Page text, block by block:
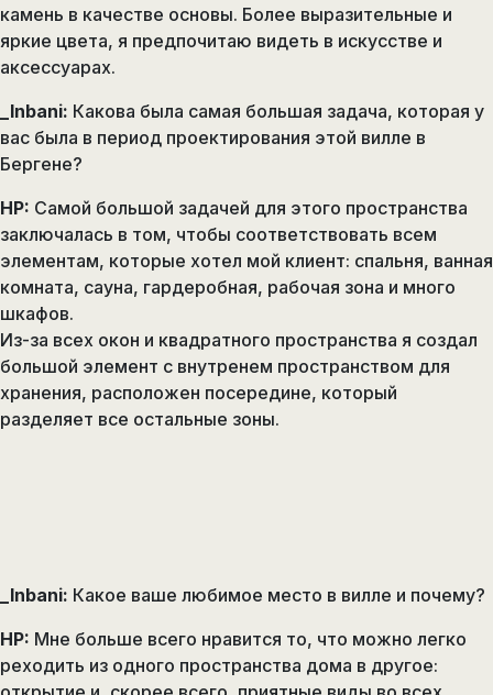
камень в качестве основы. Более выразительные и
яркие цвета, я предпочитаю видеть в искусстве и
аксессуарах.
_Inbani: Какова была самая большая задача, которая у
вас была в период проектирования этой вилле в
Бергене?
HP: Самой большой задачей для этого пространства
заключалась в том, чтобы соответствовать всем
элементам, которые хотел мой клиент: спальня, ванная
комната, сауна, гардеробная, рабочая зона и много
шкафов.
Из-за всех окон и квадратного пространства я создал
большой элемент с внутренем пространством для
хранения, расположен посередине, который
разделяет все остальные зоны.
_Inbani: Какое ваше любимое место в вилле и почему?
HP: Мне больше всего нравится то, что можно легко
реходить из одного пространства дома в другое: